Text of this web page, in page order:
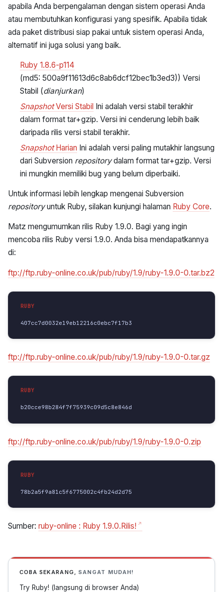
apabila Anda berpengalaman dengan sistem operasi Anda
atau membutuhkan konfigurasi yang spesifik. Apabila tidak
ada paket distribusi siap pakai untuk sistem operasi Anda,
alternatif ini juga solusi yang baik.
Ruby 1.8.6-p114
(md5: 500a9f11613d6c8ab6dcf12bec1b3ed3)) Versi
Stabil (dianjurkan)
SnapshotVersi Stabil Ini adalah versi stabil terakhir
dalam format tar+gzip. Versi ini cenderung lebih baik
daripada rilis versi stabil terakhir.
SnapshotHarian Ini adalah versi paling mutakhir langsung
dari Subversion repositorydalam format tar+gzip. Versi
ini mungkin memiliki bug yang belum diperbaiki.
Untuk informasi lebih lengkap mengenai Subversion
repositoryuntuk Ruby, silakan kunjungi halaman Ruby Core.
Matz mengumumkan rilis Ruby 1.9.0. Bagi yang ingin
mencoba rilis Ruby versi 1.9.0. Anda bisa mendapatkannya
di:
ftp://ftp.ruby-online.co.uk/pub/ruby/1.9/ruby-1.9.0-0.tar.bz2
407cc7d0032e19eb12216c0ebc7f17b3
ftp://ftp.ruby-online.co.uk/pub/ruby/1.9/ruby-1.9.0-0.tar.gz
b20cce98b284f7f75939c09d5c8e846d
ftp://ftp.ruby-online.co.uk/pub/ruby/1.9/ruby-1.9.0-0.zip
78b2a5f9a81c5f6775002c4fb24d2d75
Sumber: ruby-online : Ruby 1.9.0.Rilis!
COBA SEKARANG, SANGAT MUDAH!
Try Ruby! (langsung di browser Anda)